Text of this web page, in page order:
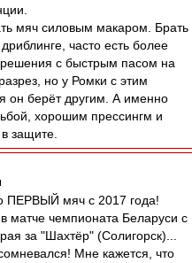
мяч силовым макаром. Брать
часто есть более
с быстрым пасом на
но у Ромки с этим
он берёт другим. А именно
хорошим прессингм и
защите.
ПЕРВЫЙ мяч с 2017 года!
матче чемпионата Беларуси с
за "Шахтёр" (Солигорск)...
Мне кажется, что